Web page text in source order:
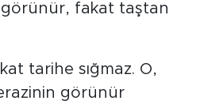
görünür, fakat taştan
tarihe sığmaz. O,
görünür